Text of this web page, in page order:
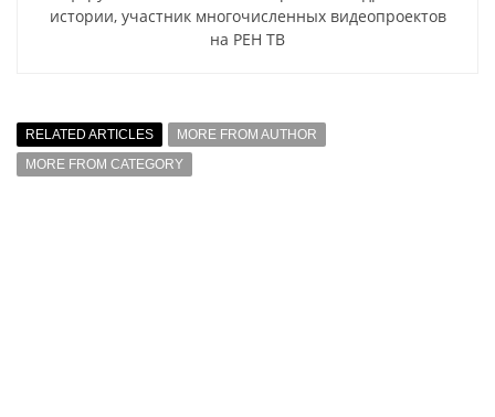
истории, участник многочисленных видеопроектов
на РЕН ТВ
RELATED ARTICLES
MORE FROM AUTHOR
MORE FROM CATEGORY